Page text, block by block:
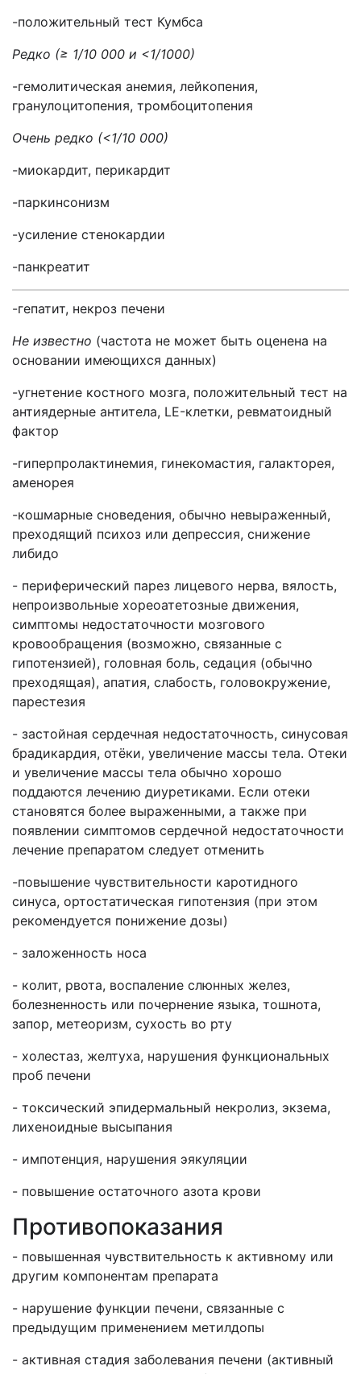
-положительный тест Кумбса
Редко (≥ 1/10 000 и <1/1000)
-гемолитическая анемия, лейкопения,
гранулоцитопения, тромбоцитопения
Очень редко (<1/10 000)
-миокардит, перикардит
-паркинсонизм
-усиление стенокардии
-панкреатит
-гепатит, некроз печени
Не известно (частота не может быть оценена на
основании имеющихся данных)
-угнетение костного мозга, положительный тест на
антиядерные антитела, LE-клетки, ревматоидный
фактор
-гиперпролактинемия, гинекомастия, галакторея,
аменорея
-кошмарные сноведения, обычно невыраженный,
преходящий психоз или депрессия, снижение
либидо
- периферический парез лицевого нерва, вялость,
непроизвольные хореоатетозные движения,
симптомы недостаточности мозгового
кровообращения (возможно, связанные с
гипотензией), головная боль, седация (обычно
преходящая), апатия, слабость, головокружение,
парестезия
- застойная сердечная недостаточность, синусовая
брадикардия, отёки, увеличение массы тела. Отеки
и увеличение массы тела обычно хорошо
поддаются лечению диуретиками. Если отеки
становятся более выраженными, а также при
появлении симптомов сердечной недостаточности
лечение препаратом следует отменить
-повышение чувствительности каротидного
синуса, ортостатическая гипотензия (при этом
рекомендуется понижение дозы)
- заложенность носа
- колит, рвота, воспаление слюнных желез,
болезненность или почернение языка, тошнота,
запор, метеоризм, сухость во рту
- холестаз, желтуха, нарушения функциональных
проб печени
- токсический эпидермальный некролиз, экзема,
лихеноидные высыпания
- импотенция, нарушения эякуляции
- повышение остаточного азота крови
Противопоказания
- повышенная чувствительность к активному или
другим компонентам препарата
- нарушение функции печени, связанные с
предыдущим применением метилдопы
- активная стадия заболевания печени (активный